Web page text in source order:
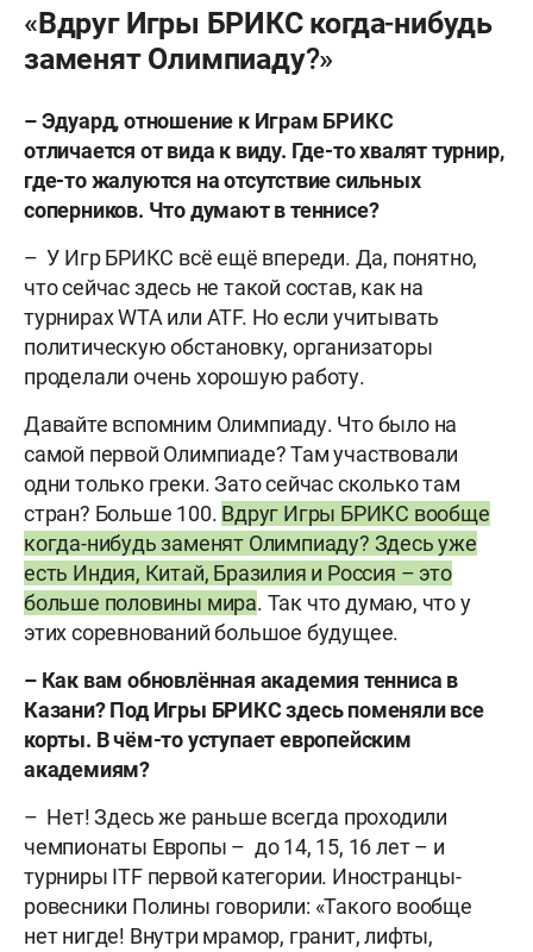
«Вдруг Игры БРИКС когда-нибудь
заменят Олимпиаду?»
– Эдуард, отношение к Играм БРИКС
отличается от вида к виду. Где-то хвалят турнир,
где-то жалуются на отсутствие сильных
соперников. Что думают в теннисе?
– У Игр БРИКС всë ещë впереди. Да, понятно,
что сейчас здесь не такой состав, как на
турнирах WTA или ATF. Но если учитывать
политическую обстановку, организаторы
проделали очень хорошую работу.
Давайте вспомним Олимпиаду. Что было на
самой первой Олимпиаде? Там участвовали
одни только греки. Зато сейчас сколько там
стран? Больше 100. Вдруг Игры БРИКС вообще
когда-нибудь заменят Олимпиаду? Здесь уже
есть Индия, Китай, Бразилия и Россия – это
больше половины мира. Так что думаю, что у
этих соревнований большое будущее.
– Как вам обновлённая академия тенниса в
Казани? Под Игры БРИКС здесь поменяли все
корты. В чём-то уступает европейским
академиям?
– Нет! Здесь же раньше всегда проходили
чемпионаты Европы – до 14, 15, 16 лет – и
турниры ITF первой категории. Иностранцы-
ровесники Полины говорили: «Такого вообще
нет нигде! Внутри мрамор, гранит, лифты,